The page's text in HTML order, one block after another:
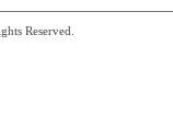
Reserved.